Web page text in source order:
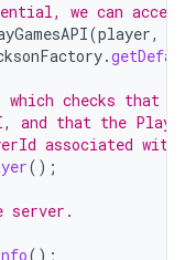
we can
(player,
.
checks that
and that the
associated with
();
server.
();